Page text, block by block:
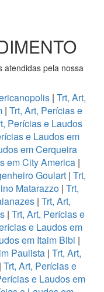
atendidas pela nossa
| Trt, Art,
| Trt, Art, Perícias e
Perícias e Laudos
e Laudos em
em Cerqueira
em City America |
Goulart | Trt,
Matarazzo | Trt,
| Trt, Art,
| Trt, Art, Perícias e
e Laudos em
em Itaim Bibi |
Paulista | Trt, Art,
Trt, Art, Perícias e
e Laudos em